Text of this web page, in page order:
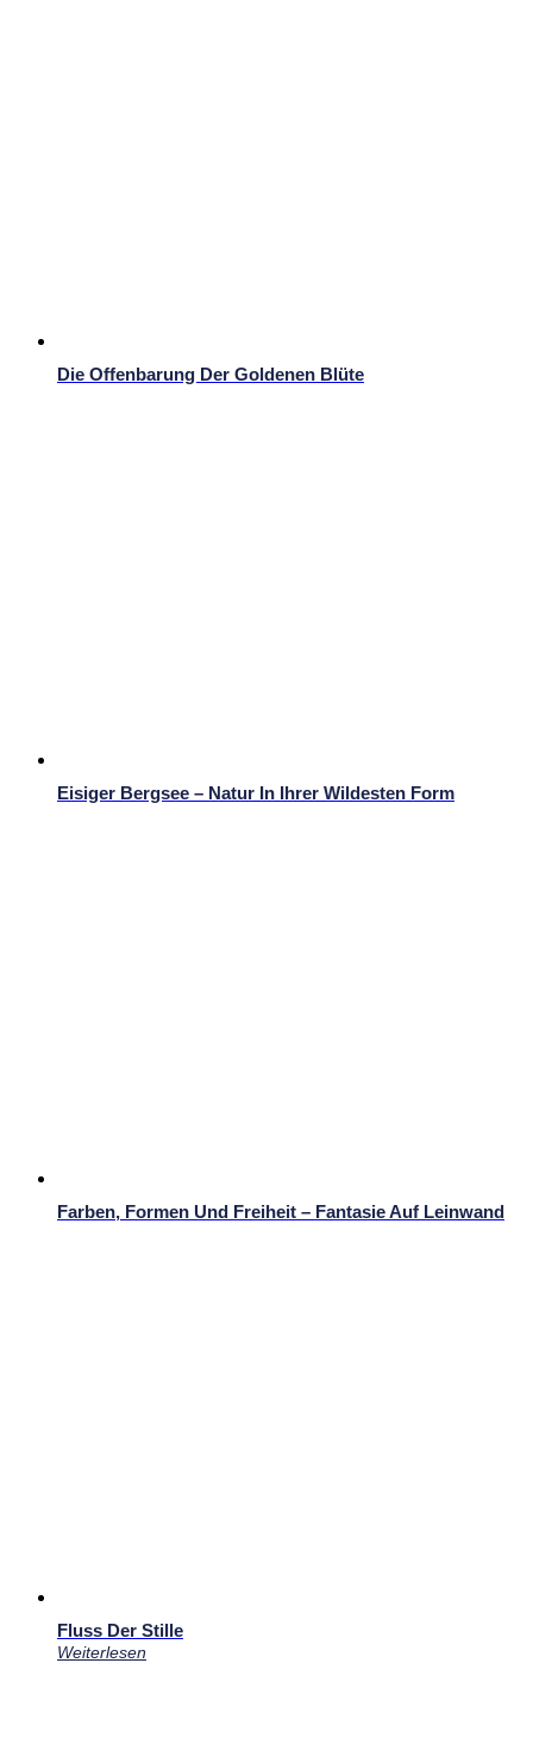
Die Offenbarung Der Goldenen Blüte
Eisiger Bergsee – Natur In Ihrer Wildesten Form
Farben, Formen Und Freiheit – Fantasie Auf Leinwand
Fluss Der Stille
Weiterlesen